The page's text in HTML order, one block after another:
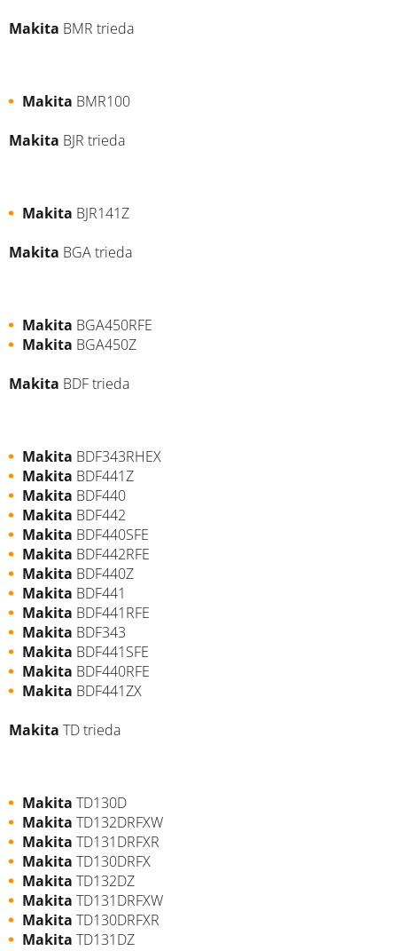
Makita BMR trieda
Makita BMR100
Makita BJR trieda
Makita BJR141Z
Makita BGA trieda
Makita BGA450RFE
Makita BGA450Z
Makita BDF trieda
Makita BDF343RHEX
Makita BDF441Z
Makita BDF440
Makita BDF442
Makita BDF440SFE
Makita BDF442RFE
Makita BDF440Z
Makita BDF441
Makita BDF441RFE
Makita BDF343
Makita BDF441SFE
Makita BDF440RFE
Makita BDF441ZX
Makita TD trieda
Makita TD130D
Makita TD132DRFXW
Makita TD131DRFXR
Makita TD130DRFX
Makita TD132DZ
Makita TD131DRFXW
Makita TD130DRFXR
Makita TD131DZ